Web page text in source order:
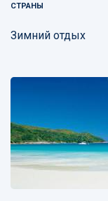
СТРАНЫ
Зимний отдых